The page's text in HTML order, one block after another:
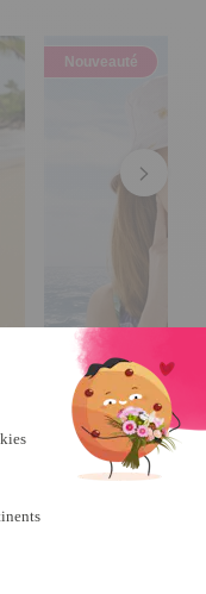
Nouveauté
Chapeau bob fleuri
12,99 €